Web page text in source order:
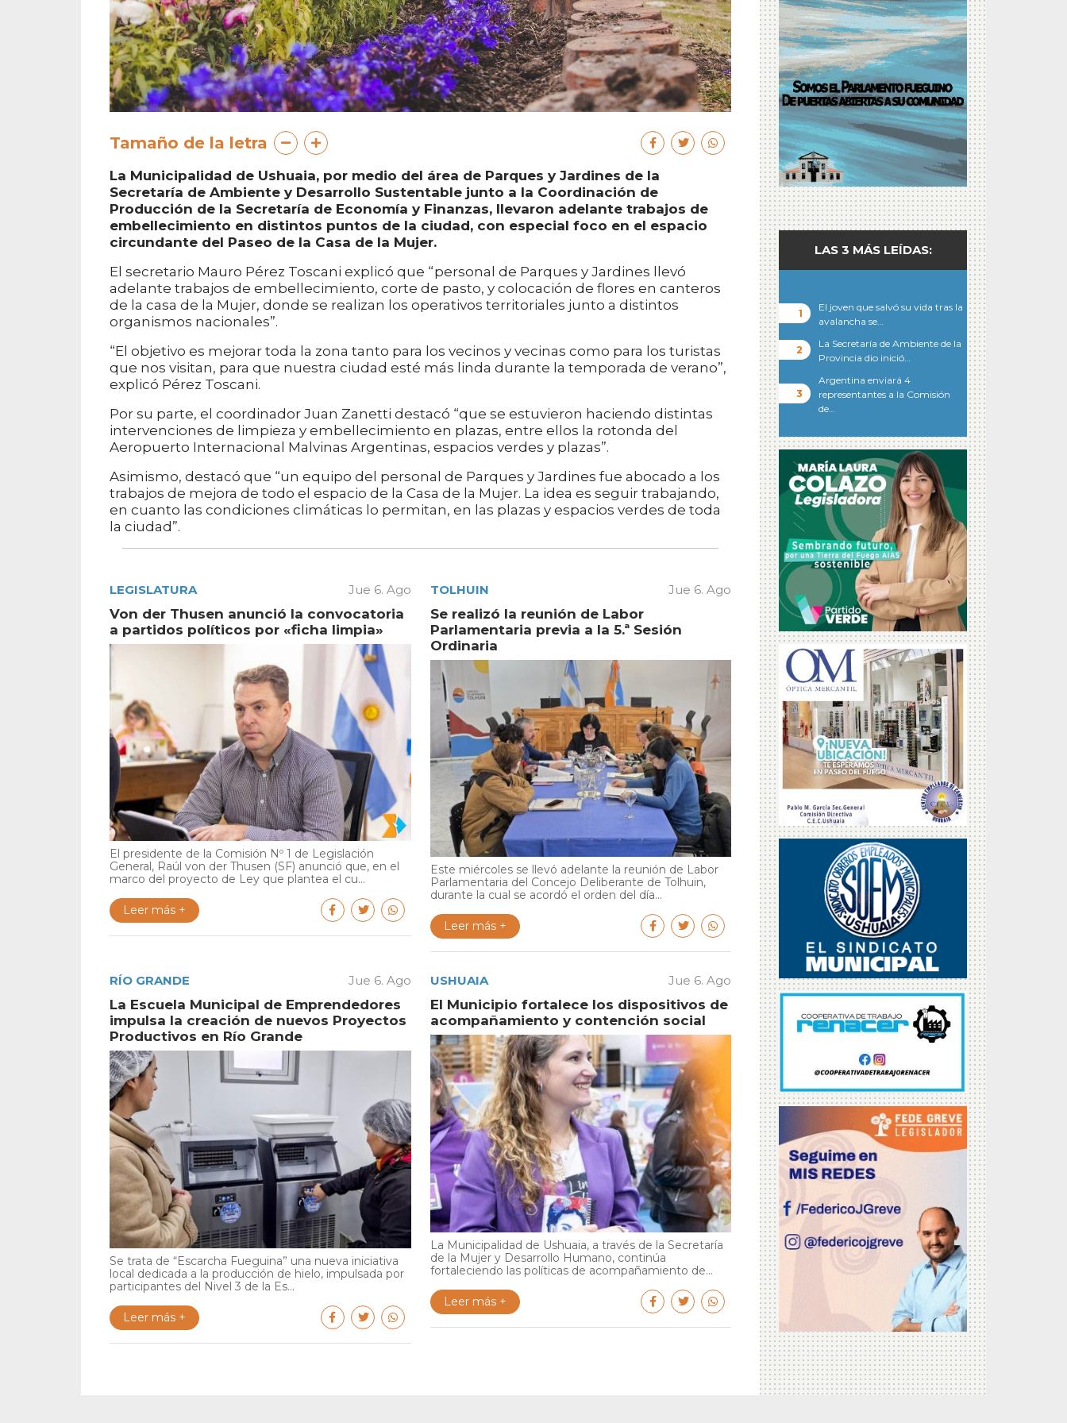
Tamaño de la letra
La Municipalidad de Ushuaia, por medio del área de Parques y Jardines de la
Secretaría de Ambiente y Desarrollo Sustentable junto a la Coordinación de
Producción de la Secretaría de Economía y Finanzas, llevaron adelante trabajos de
embellecimiento en distintos puntos de la ciudad, con especial foco en el espacio
circundante del Paseo de la Casa de la Mujer.
El secretario Mauro Pérez Toscani explicó que “personal de Parques y Jardines llevó
adelante trabajos de embellecimiento, corte de pasto, y colocación de flores en canteros
de la casa de la Mujer, donde se realizan los operativos territoriales junto a distintos
organismos nacionales”.
“El objetivo es mejorar toda la zona tanto para los vecinos y vecinas como para los turistas
que nos visitan, para que nuestra ciudad esté más linda durante la temporada de verano”,
explicó Pérez Toscani.
Por su parte, el coordinador Juan Zanetti destacó “que se estuvieron haciendo distintas
intervenciones de limpieza y embellecimiento en plazas, entre ellos la rotonda del
Aeropuerto Internacional Malvinas Argentinas, espacios verdes y plazas”.
Asimismo, destacó que “un equipo del personal de Parques y Jardines fue abocado a los
trabajos de mejora de todo el espacio de la Casa de la Mujer. La idea es seguir trabajando,
en cuanto las condiciones climáticas lo permitan, en las plazas y espacios verdes de toda
la ciudad”.
LEGISLATURA Jue 6. Ago
Von der Thusen anunció la convocatoria
a partidos políticos por «ficha limpia»
El presidente de la Comisión Nº 1 de Legislación
General, Raúl von der Thusen (SF) anunció que, en el
marco del proyecto de Ley que plantea el cu...
Leer más +
TOLHUIN Jue 6. Ago
Se realizó la reunión de Labor
Parlamentaria previa a la 5.ª Sesión
Ordinaria
Este miércoles se llevó adelante la reunión de Labor
Parlamentaria del Concejo Deliberante de Tolhuin,
durante la cual se acordó el orden del día...
Leer más +
RÍO GRANDE Jue 6. Ago
La Escuela Municipal de Emprendedores
impulsa la creación de nuevos Proyectos
Productivos en Río Grande
Se trata de “Escarcha Fueguina” una nueva iniciativa
local dedicada a la producción de hielo, impulsada por
participantes del Nivel 3 de la Es...
Leer más +
USHUAIA Jue 6. Ago
El Municipio fortalece los dispositivos de
acompañamiento y contención social
La Municipalidad de Ushuaia, a través de la Secretaría
de la Mujer y Desarrollo Humano, continúa
fortaleciendo las políticas de acompañamiento de...
Leer más +
LAS 3 MÁS LEÍDAS:
El joven que salvó su vida tras la
avalancha se…
La Secretaría de Ambiente de la
Provincia dio inició…
Argentina enviará 4
representantes a la Comisión
de…